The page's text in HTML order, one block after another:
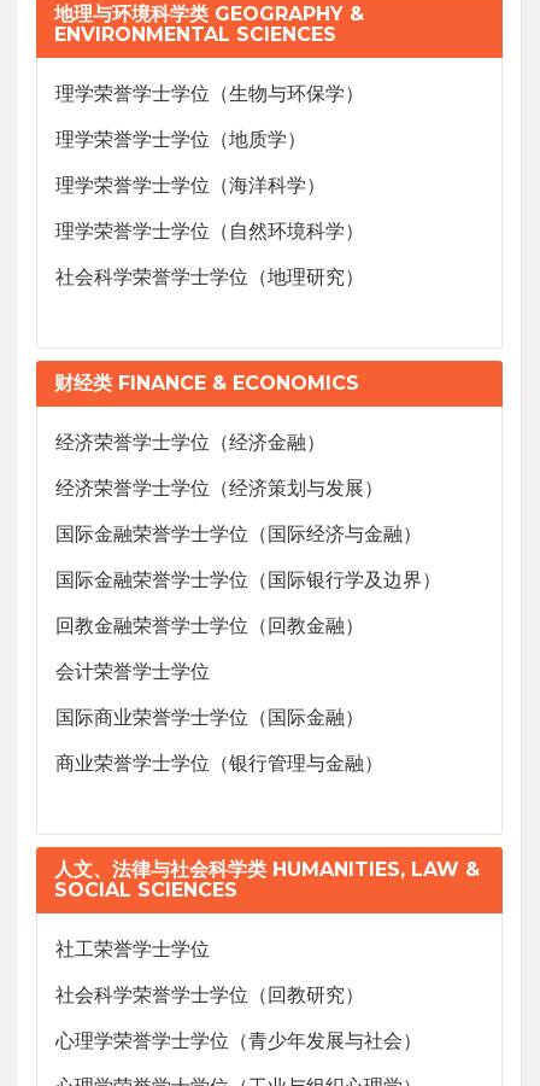
地理与环境科学类 GEOGRAPHY &
ENVIRONMENTAL SCIENCES
理学荣誉学士学位（生物与环保学）
理学荣誉学士学位（地质学）
理学荣誉学士学位（海洋科学）
理学荣誉学士学位（自然环境科学）
社会科学荣誉学士学位（地理研究）
财经类 FINANCE & ECONOMICS
经济荣誉学士学位（经济金融）
经济荣誉学士学位（经济策划与发展）
国际金融荣誉学士学位（国际经济与金融）
国际金融荣誉学士学位（国际银行学及边界）
回教金融荣誉学士学位（回教金融）
会计荣誉学士学位
国际商业荣誉学士学位（国际金融）
商业荣誉学士学位（银行管理与金融）
人文、法律与社会科学类 HUMANITIES, LAW &
SOCIAL SCIENCES
社工荣誉学士学位
社会科学荣誉学士学位（回教研究）
心理学荣誉学士学位（青少年发展与社会）